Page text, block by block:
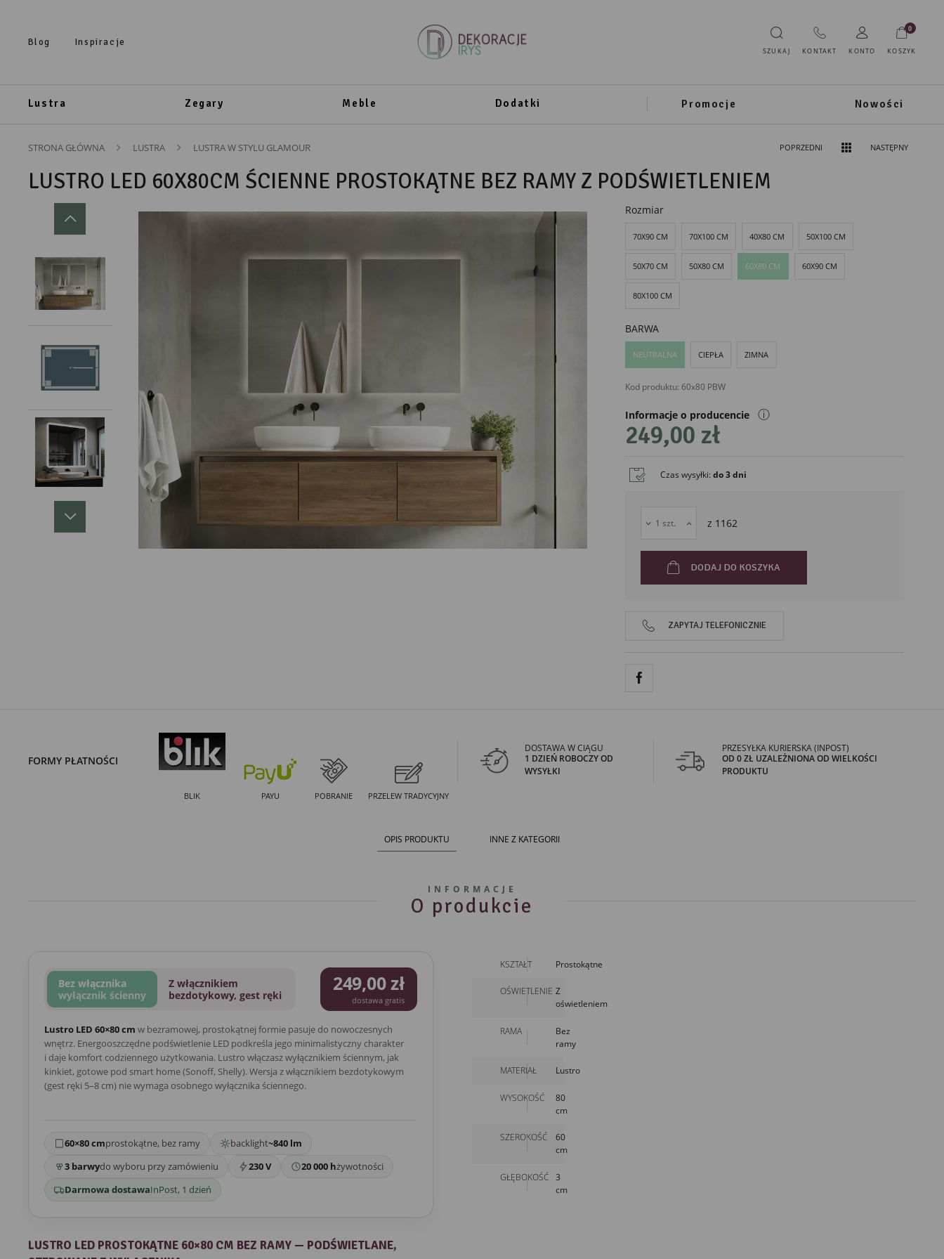
Blog Inspiracje
SZUKAJ KONTAKT KONTO KOSZYK
0
Lustra Zegary Meble Dodatki Promocje Nowości
STRONA GŁÓWNA LUSTRA LUSTRA W STYLU GLAMOUR POPRZEDNI NASTĘPNY
LUSTRO LED 60X80CM ŚCIENNE PROSTOKĄTNE BEZ RAMY Z PODŚWIETLENIEM
Rozmiar
70X90 CM 70X100 CM 40X80 CM 50X100 CM
50X70 CM 50X80 CM 60X80 CM 60X90 CM
80X100 CM
BARWA
NEUTRALNA CIEPŁA ZIMNA
Kod produktu: 60x80 PBW
Informacje o producencie
PRODUCENT
DekoracjeIrys
DekoracjeIrys.pl Paweł Ćwikliński
biuro@dekoracjeirys.pl
Ul. Leśna 13
ⓘ
249,00 zł
Czas wysyłki:do 3 dni
z 1162
DODAJ DO KOSZYKA
ZAPYTAJ TELEFONICZNIE
FORMY PŁATNOŚCI
BLIK PAYU POBRANIE PRZELEW TRADYCYJNY
DOSTAWA W CIĄGU
1 DZIEŃ ROBOCZY OD
WYSYŁKI
PRZESYŁKA KURIERSKA (INPOST)
OD 0 ZŁ UZALEŻNIONA OD WIELKOŚCI
PRODUKTU
OPIS PRODUKTU INNE Z KATEGORII
INFORMACJE
O produkcie
Bez włącznika
wyłącznik ścienny
Z włącznikiem
bezdotykowy, gest ręki
249,00 zł
dostawa gratis
Lustro LED 60×80 cm w bezramowej, prostokątnej formie pasuje do nowoczesnych
wnętrz. Energooszczędne podświetlenie LED podkreśla jego minimalistyczny charakter
i daje komfort codziennego użytkowania. Lustro włączasz wyłącznikiem ściennym, jak
kinkiet, gotowe pod smart home (Sonoff, Shelly). Wersja z włącznikiem bezdotykowym
(gest ręki 5–8 cm) nie wymaga osobnego wyłącznika ściennego.
60×80 cmprostokątne, bez ramy backlight~840 lm
3 barwydo wyboru przy zamówieniu 230 V 20 000 hżywotności
Darmowa dostawaInPost, 1 dzień
LUSTRO LED PROSTOKĄTNE 60×80 CM BEZ RAMY — PODŚWIETLANE,
KSZTAŁT Prostokątne
OŚWIETLENIE Z
oświetleniem
RAMA
Bez
ramy
MATERIAŁ Lustro
WYSOKOŚĆ
80
cm
SZEROKOŚĆ
60
cm
GŁĘBOKOŚĆ
3
cm